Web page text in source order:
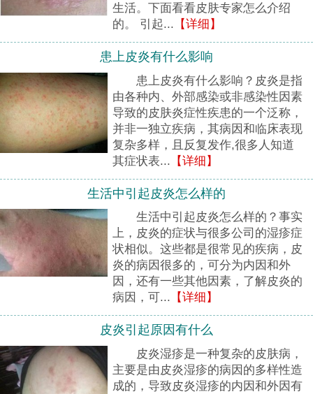
生活。下面看看皮肤专家怎么介绍
的。 引起... 【详细】
患上皮炎有什么影响
患上皮炎有什么影响？皮炎是指
由各种内、外部感染或非感染性因素
导致的皮肤炎症性疾患的一个泛称，
并非一独立疾病，其病因和临床表现
复杂多样，且反复发作,很多人知道
其症状表... 【详细】
生活中引起皮炎怎么样的
生活中引起皮炎怎么样的？事实
上，皮炎的症状与很多公司的湿疹症
状相似。这些都是很常见的疾病，皮
炎的病因很多的，可分为内因和外
因，还有一些其他因素，了解皮炎的
病因，可... 【详细】
皮炎引起原因有什么
皮炎湿疹是一种复杂的皮肤病，
主要是由皮炎湿疹的病因的多样性造
成的，导致皮炎湿疹的内因和外因有